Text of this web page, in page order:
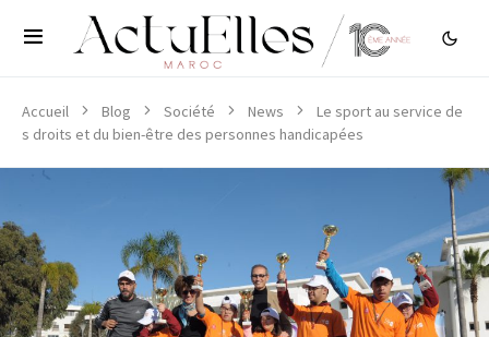
Accueil Blog Société News
Le sport au service de
s droits et du bien-être des personnes handicapées